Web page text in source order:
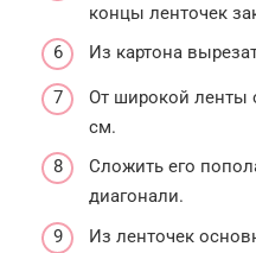
концы ленточек
Из картона
От широкой ленты
см.
Сложить его
диагонали.
Из ленточек